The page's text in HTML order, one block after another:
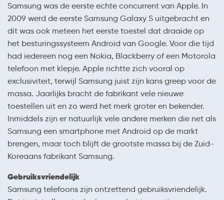
Samsung was de eerste echte concurrent van Apple. In
2009 werd de eerste Samsung Galaxy S uitgebracht en
dit was ook meteen het eerste toestel dat draaide op
het besturingssysteem Android van Google. Voor die tijd
had iedereen nog een Nokia, Blackberry of een Motorola
telefoon met klepje. Apple richtte zich vooral op
exclusiviteit, terwijl Samsung juist zijn kans greep voor de
massa. Jaarlijks bracht de fabrikant vele nieuwe
toestellen uit en zo werd het merk groter en bekender.
Inmiddels zijn er natuurlijk vele andere merken die net als
Samsung een smartphone met Android op de markt
brengen, maar toch blijft de grootste massa bij de Zuid-
Koreaans fabrikant Samsung.
Gebruiksvriendelijk
Samsung telefoons zijn ontzettend gebruiksvriendelijk.